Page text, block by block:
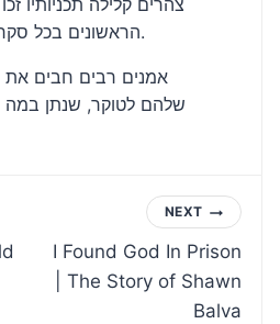
הראשונים בכל סקרי דעת הקהל שנערכו.
אמנים רבים חבים את
שלהם לטוקר, שנתן
NEXT
I Found God In Prison
| The Story of Shawn
Balva